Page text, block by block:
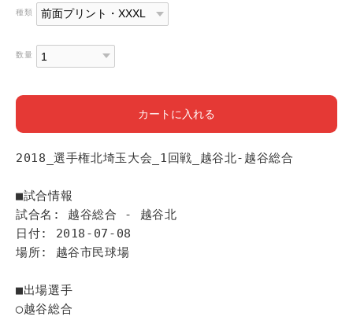
種類
数量
カートに入れる
2018_選手権北埼玉大会_1回戦_越谷北-越谷総合
■試合情報
試合名: 越谷総合 - 越谷北
日付: 2018-07-08
場所: 越谷市民球場
■出場選手
◯越谷総合